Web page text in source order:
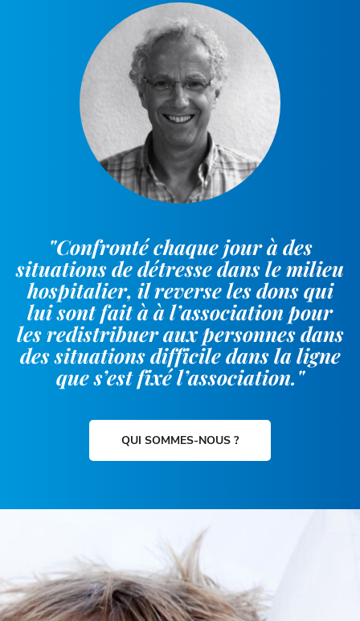
"Confronté chaque jour à des
situations de détresse dans le milieu
hospitalier, il reverse les dons qui
lui sont fait à à l’association pour
les redistribuer aux personnes dans
des situations difficile dans la ligne
que s’est fixé l’association."
QUI SOMMES-NOUS ?